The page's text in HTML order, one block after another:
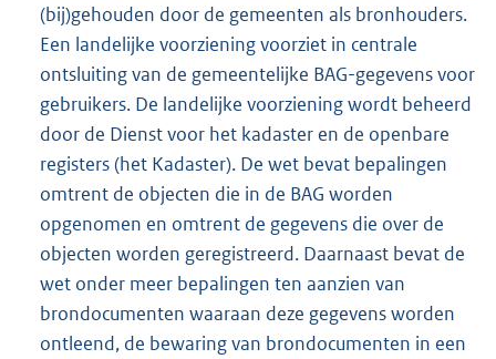
(bij)gehouden door de gemeenten als bronhouders.
Een landelijke voorziening voorziet in centrale
ontsluiting van de gemeentelijke BAG-gegevens voor
gebruikers. De landelijke voorziening wordt beheerd
door de Dienst voor het kadaster en de openbare
registers (het Kadaster). De wet bevat bepalingen
omtrent de objecten die in de BAG worden
opgenomen en omtrent de gegevens die over de
objecten worden geregistreerd. Daarnaast bevat de
wet onder meer bepalingen ten aanzien van
brondocumenten waaraan deze gegevens worden
ontleend, de bewaring van brondocumenten in een